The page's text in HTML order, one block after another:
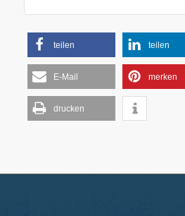
teilen teilen
E-Mail merken
drucken